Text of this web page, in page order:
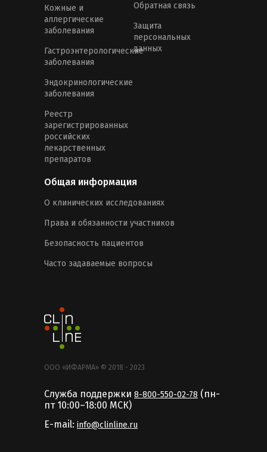
Кожные и
аллергические
заболевания
Гастроэнтерологические
заболевания
Эндокринологические
заболевания
Реестр
зарегистрированных
российских
лекарственных
препаратов
Обратная связь
Защита
персональных
данных
Общая информация
О клинических исследованиях
Права и обязанности участников
Безопасность пациентов
Часто задаваемые вопросы
ООО «ИФАРМА» © 2018 - 2023
Служба поддержки 8-800-550-02-78 (пн-
пт 10:00–18:00 MCК)
E-mail: info@clinline.ru